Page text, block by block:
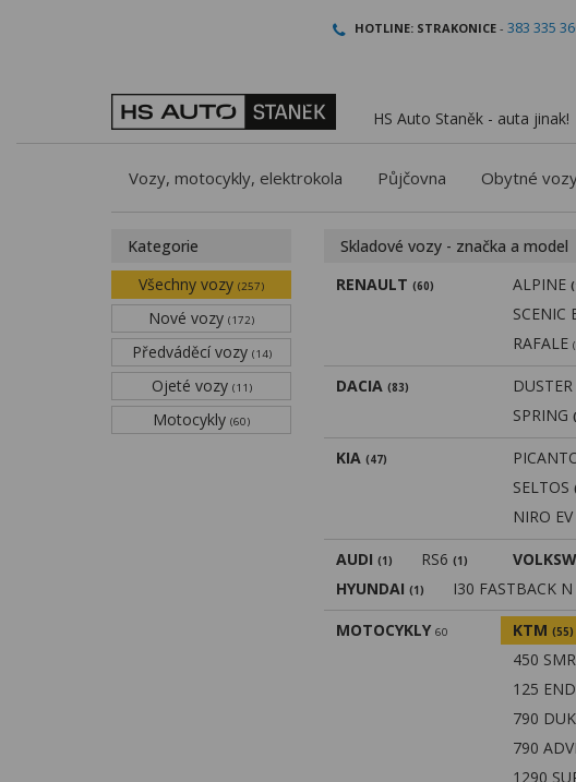
HOTLINE: STRAKONICE - 383 335
HS Auto Staněk - auta jinak!
Vozy, motocykly, elektrokola Půjčovna Obytné
Kategorie
Všechny vozy (257)
Nové vozy (172)
Předváděcí vozy (14)
Ojeté vozy (11)
Motocykly (60)
Skladové vozy - značka a model
RENAULT (60) ALPINE
SCENIC
RAFALE
DACIA (83)
SPRING
KIA (47)
SELTOS
NIRO
AUDI (1) RS6 (1)
HYUNDAI (1) I30 FASTBACK
MOTOCYKLY 60 KTM (55)
450
125
790
790
1290